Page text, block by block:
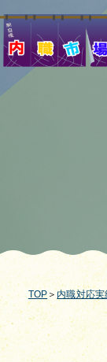
TOP ＞ 内職対応実